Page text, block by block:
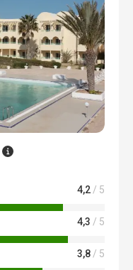
4,2 / 5
4,3 / 5
3,8 / 5